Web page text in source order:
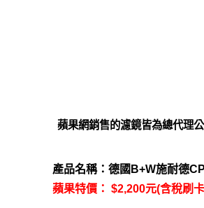
蘋果網銷售的濾鏡皆為總代理
產品名稱：德國B+W施耐德
蘋果特價： $2,200元(含稅刷